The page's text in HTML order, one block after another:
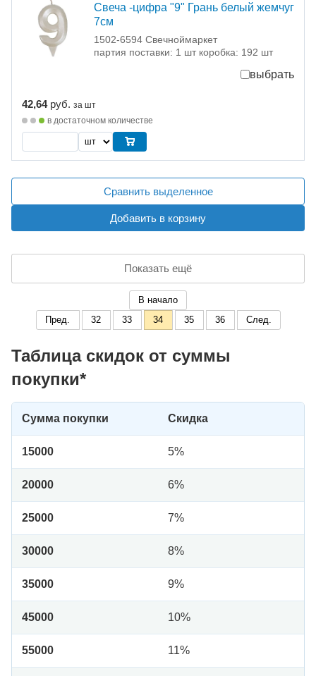
Свеча -цифра "9" Грань белый жемчуг
7см
1502-6594 Свечноймаркет
партия поставки: 1 шт коробка: 192 шт
выбрать
42,64 руб. за шт
в достаточном количестве
Сравнить выделенное
Добавить в корзину
Показать ещё
В начало
Пред.
32 33 34 35 36 След.
Таблица скидок от суммы
покупки*
Сумма покупки Скидка
15000 5%
20000 6%
25000 7%
30000 8%
35000 9%
45000 10%
55000 11%